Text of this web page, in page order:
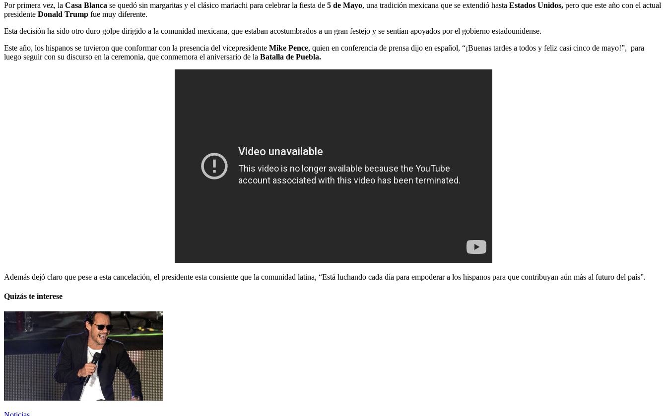
Por primera vez, la Casa Blanca se quedó sin margaritas y el clásico mariachi para celebrar la fiesta de 5 de Mayo, una tradición mexicana que se extendió hasta Estados Unidos, pero que este año con el actual
presidente Donald Trump fue muy diferente.
Esta decisión ha sido otro duro golpe dirigido a la comunidad mexicana, que estaban acostumbrados a un gran festejo y se sentían apoyados por el gobierno estadounidense.
Este año, los hispanos se tuvieron que conformar con la presencia del vicepresidente Mike Pence, quien en conferencia de prensa dijo en español, “¡Buenas tardes a todos y feliz casi cinco de mayo!”, para
luego seguir con su discurso en la ceremonia, que conmemora el aniversario de la Batalla de Puebla.
Además dejó claro que pese a esta cancelación, el presidente esta consiente que la comunidad latina, “Está luchando cada día para empoderar a los hispanos para que contribuyan aún más al futuro del país”.
Quizás te interese